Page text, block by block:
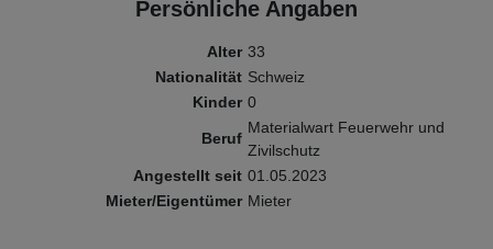
Persönliche Angaben
Alter 33
Nationalität Schweiz
Kinder 0
Beruf
Materialwart Feuerwehr und
Zivilschutz
Angestellt seit 01.05.2023
Mieter/Eigentümer Mieter